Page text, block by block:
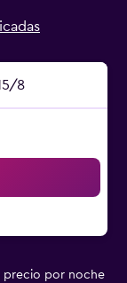
8
precio por noche